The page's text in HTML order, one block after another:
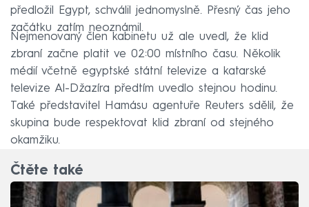
předložil Egypt, schválil jednomyslně. Přesný čas jeho
začátku zatím neoznámil.
Nejmenovaný člen kabinetu už ale uvedl, že klid
zbraní začne platit ve 02:00 místního času. Několik
médií včetně egyptské státní televize a katarské
televize Al-Džazíra předtím uvedlo stejnou hodinu.
Také představitel Hamásu agentuře Reuters sdělil, že
skupina bude respektovat klid zbraní od stejného
okamžiku.
Čtěte také